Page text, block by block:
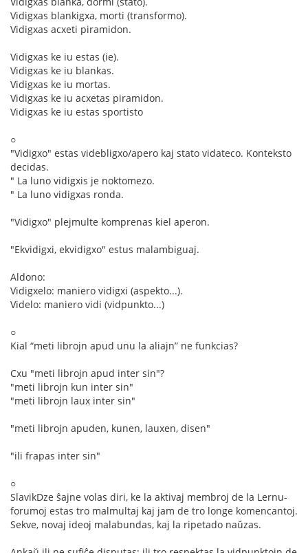
Vidigxas blankigxa, morti (transformo).
Vidigxas acxeti piramidon.
Vidigxas ke iu estas (ie).
Vidigxas ke iu blankas.
Vidigxas ke iu mortas.
Vidigxas ke iu acxetas piramidon.
Vidigxas ke iu estas sportisto
○
"Vidigxo" estas videbligxo/apero kaj stato vidateco. Konteksto
decidas.
" La luno vidigxis je noktomezo.
" La luno vidigxas ronda.
"Vidigxo" plejmulte komprenas kiel aperon.
"Ekvidigxi, ekvidigxo" estus malambiguaj.
Aldono:
Vidigxelo: maniero vidigxi (aspekto...).
Videlo: maniero vidi (vidpunkto...)
○
Kial “meti librojn apud unu la aliajn” ne funkcias?
Cxu "meti librojn apud inter sin"?
"meti librojn kun inter sin"
"meti librojn laux inter sin"
"meti librojn apuden, kunen, lauxen, disen"
"ili frapas inter sin"
○
SlavikDze ŝajne volas diri, ke la aktivaj membroj de la Lernu-
forumoj estas tro malmultaj kaj jam de tro longe komencantoj.
Sekve, novaj ideoj malabundas, kaj la ripetado naŭzas.